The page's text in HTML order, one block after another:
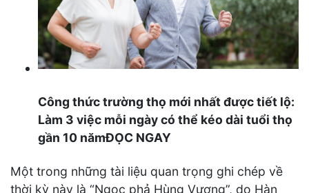
Công thức trường thọ mới nhất được tiết lộ:
Làm 3 việc mỗi ngày có thể kéo dài tuổi thọ
gần 10 nămĐỌC NGAY
Một trong những tài liệu quan trọng ghi chép về
thời kỳ này là “Ngọc phả Hùng Vương”, do Hàn